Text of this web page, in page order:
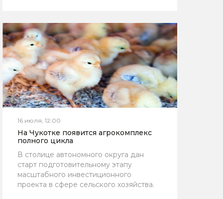
16 июля, 12:00
На Чукотке появится агрокомплекс
полного цикла
В столице автономного округа дан
старт подготовительному этапу
масштабного инвестиционного
проекта в сфере сельского хозяйства.